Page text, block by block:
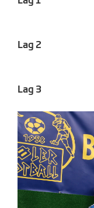
Lag 2
Lag 3